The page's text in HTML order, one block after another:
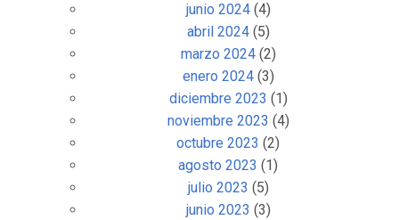
junio 2024(4)
abril 2024(5)
marzo 2024(2)
enero 2024(3)
diciembre 2023 (1)
noviembre 2023 (4)
octubre 2023 (2)
agosto 2023 (1)
julio 2023 (5)
junio 2023 (3)